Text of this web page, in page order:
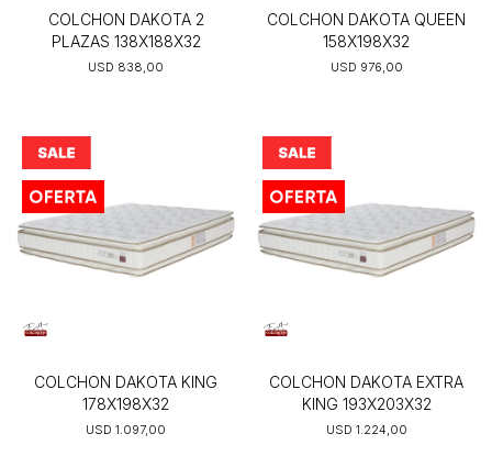
COLCHON DAKOTA 2
PLAZAS 138X188X32
USD 838,00
COLCHON DAKOTA QUEEN
158X198X32
USD 976,00
COLCHON DAKOTA KING
178X198X32
USD 1.097,00
COLCHON DAKOTA EXTRA
KING 193X203X32
USD 1.224,00